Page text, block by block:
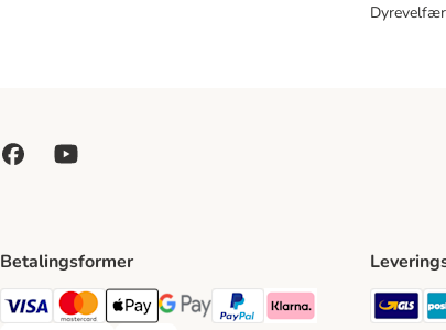
Betalingsformer
VISA Payment Method
Mastercard Payment Method
Apply pay Payment Method
Google Pay Payment Method
paypal Payment Method
Klarna Payment Method